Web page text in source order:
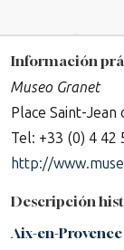
Información
Museo Granet
Place Saint-
Tel: +33 (0) 4 42
http://
Descripción
Aix-en-Provence